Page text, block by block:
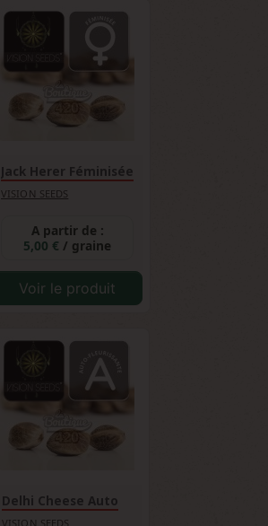
Jack Herer Féminisée
VISION SEEDS
A partir de :
5,00 € / graine
Voir le produit
Delhi Cheese Auto
VISION SEEDS